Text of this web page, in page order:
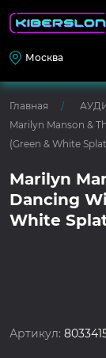
Москва
Главная
Marilyn Manson &
(Green & White
Marilyn
Dancing
White
Артикул: